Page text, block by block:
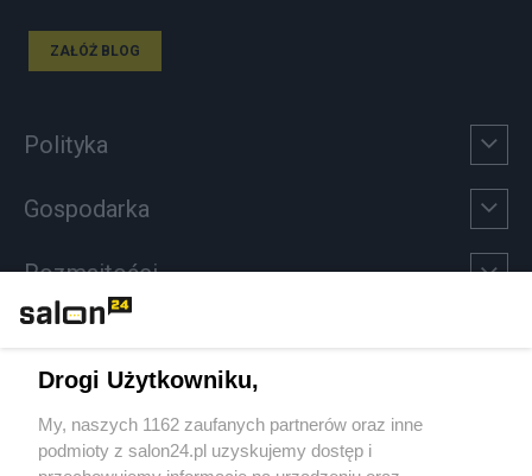
ZAŁÓŻ BLOG
Polityka
Gospodarka
Rozmaitości
Sport
Społeczeństwo
Drogi Użytkowniku,
My, naszych 1162 zaufanych partnerów oraz inne
podmioty z salon24.pl uzyskujemy dostęp i